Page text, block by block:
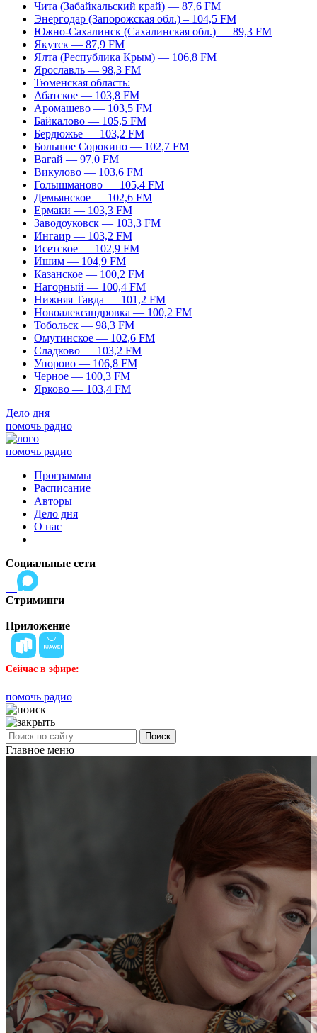
Чита (Забайкальский край) — 87,6 FM
Энергодар (Запорожская обл.) – 104,5 FM
Южно-Сахалинск (Сахалинская обл.) — 89,3 FM
Якутск — 87,9 FM
Ялта (Республика Крым) — 106,8 FM
Ярославль — 98,3 FM
Тюменская область:
Абатское — 103,8 FM
Аромашево — 103,5 FM
Байкалово — 105,5 FM
Бердюжье — 103,2 FM
Большое Сорокино — 102,7 FM
Вагай — 97,0 FM
Викулово — 103,6 FM
Голышманово — 105,4 FM
Демьянское — 102,6 FM
Ермаки — 103,3 FM
Заводоуковск — 103,3 FM
Ингаир — 103,2 FM
Исетское — 102,9 FM
Ишим — 104,9 FM
Казанское — 100,2 FM
Нагорный — 100,4 FM
Нижняя Тавда — 101,2 FM
Новоалександровка — 100,2 FM
Тобольск — 98,3 FM
Омутинское — 102,6 FM
Сладково — 103,2 FM
Упорово — 106,8 FM
Черное — 100,3 FM
Ярково — 103,4 FM
Дело дня
помочь радио
помочь радио
Программы
Расписание
Авторы
Дело дня
О нас
Социальные сети
Стриминги
Приложение
Сейчас в эфире:
помочь радио
Поиск
Главное меню